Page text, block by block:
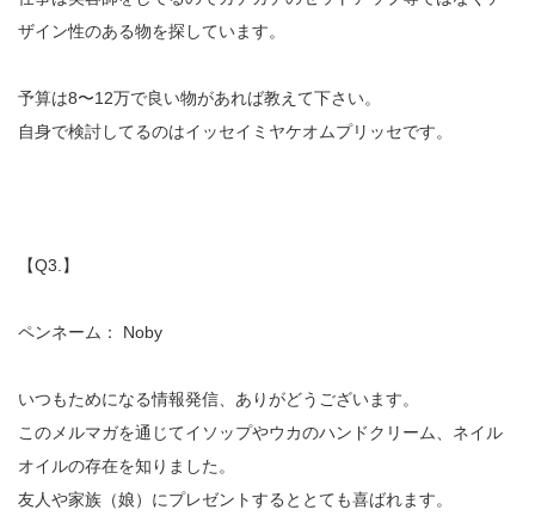
ザイン性のある物を探しています。
予算は8〜12万で良い物があれば教えて下さい。
自身で検討してるのはイッセイミヤケオムプリッセです。
【Q3.】
ペンネーム： Noby
いつもためになる情報発信、ありがどうございます。
このメルマガを通じてイソップやウカのハンドクリーム、ネイル
オイルの存在を知りました。
友人や家族（娘）にプレゼントするととても喜ばれます。